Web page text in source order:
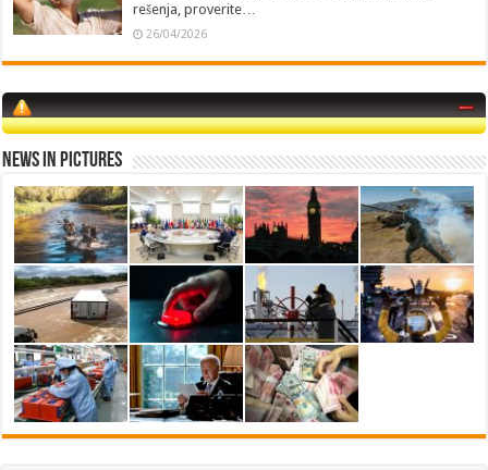
rešenja, proverite…
26/04/2026
News in Pictures